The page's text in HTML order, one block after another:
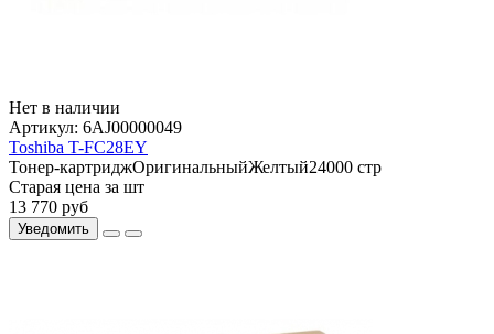
Нет в наличии
Артикул: 6AJ00000049
Toshiba T-FC28EY
Тонер-картриджОригинальныйЖелтый24000 стр
Старая цена за шт
13 770 руб
Уведомить